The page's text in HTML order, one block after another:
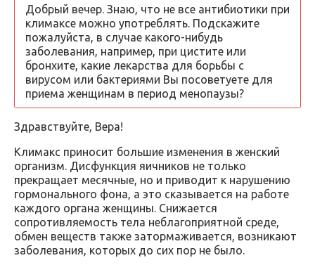
Добрый вечер. Знаю, что не все антибиотики при
климаксе можно употреблять. Подскажите
пожалуйста, в случае какого-нибудь
заболевания, например, при цистите или
бронхите, какие лекарства для борьбы с
вирусом или бактериями Вы посоветуете для
приема женщинам в период менопаузы?
Здравствуйте, Вера!
Климакс приносит большие изменения в женский
организм. Дисфункция яичников не только
прекращает месячные, но и приводит к нарушению
гормонального фона, а это сказывается на работе
каждого органа женщины. Снижается
сопротивляемость тела неблагоприятной среде,
обмен веществ также затормаживается, возникают
заболевания, которых до сих пор не было.